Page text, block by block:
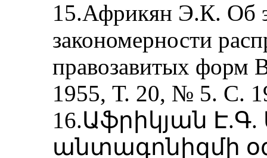
15.Африкян Э.К. Об
закономерности
правозавитых
1955, Т. 20, № 5. С.
16.Աֆրիկյան
անտագոնիզմի